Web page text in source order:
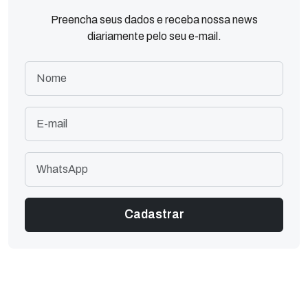
Preencha seus dados e receba nossa news
diariamente pelo seu e-mail.